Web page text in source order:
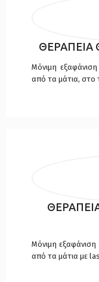
ΘΕΡΑΠΕΙΑ
Μόνιμη
από τα μάτια, στο
Μόνιμη
από τα μάτια με